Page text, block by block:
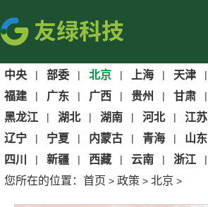
中央 | 部委 | 北京 | 上海 | 天津 |
福建 | 广东 | 广西 | 贵州 | 甘肃 |
黑龙江 | 湖北 | 湖南 | 河北 | 江苏
辽宁 | 宁夏 | 内蒙古 | 青海 | 山东
四川 | 新疆 | 西藏 | 云南 | 浙江 |
您所在的位置： 首页 > 政策 > 北京 >